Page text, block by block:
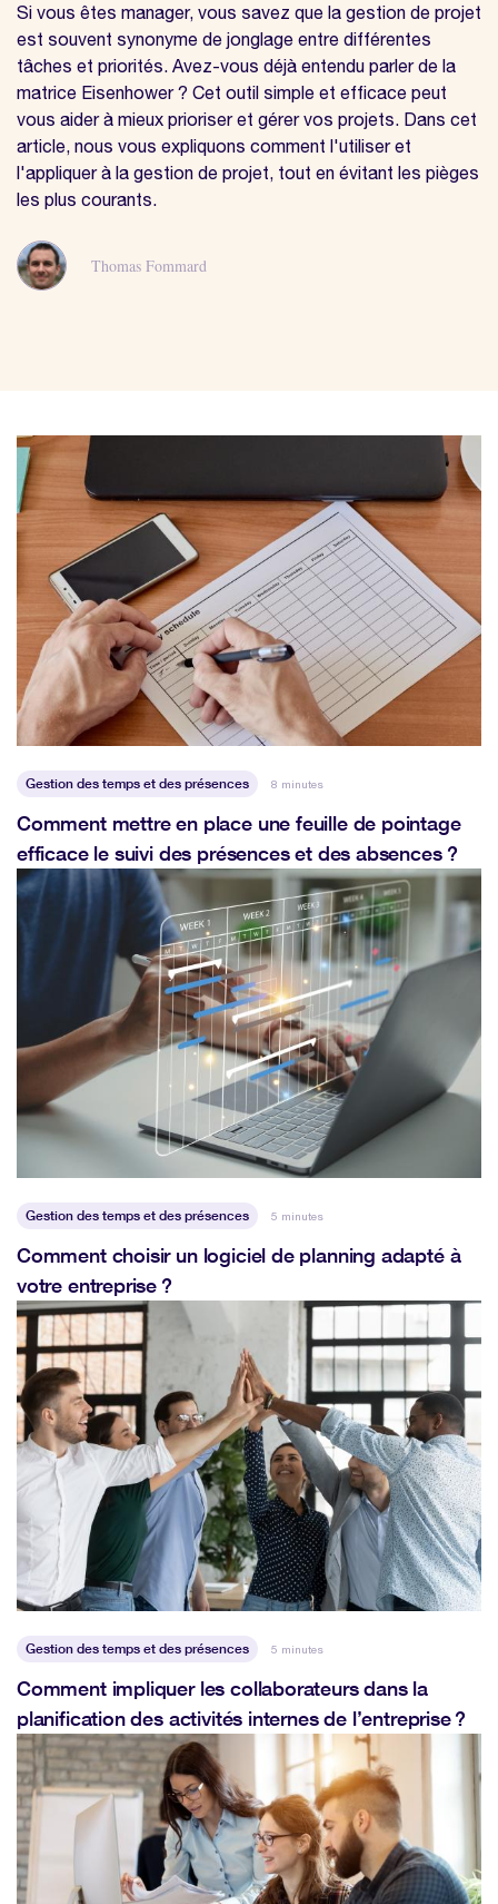
Si vous êtes manager, vous savez que la gestion de projet
est souvent synonyme de jonglage entre différentes
tâches et priorités. Avez-vous déjà entendu parler de la
matrice Eisenhower ? Cet outil simple et efficace peut
vous aider à mieux prioriser et gérer vos projets. Dans cet
article, nous vous expliquons comment l'utiliser et
l'appliquer à la gestion de projet, tout en évitant les pièges
les plus courants.
Thomas Fommard
Gestion des temps et des présences 8 minutes
Comment mettre en place une feuille de pointage
efficace le suivi des présences et des absences ?
Gestion des temps et des présences 5 minutes
Comment choisir un logiciel de planning adapté à
votre entreprise ?
Gestion des temps et des présences 5 minutes
Comment impliquer les collaborateurs dans la
planification des activités internes de l’entreprise ?